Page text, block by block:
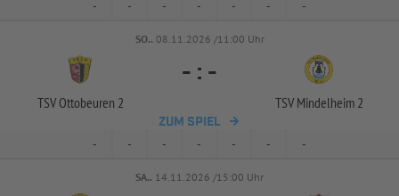
- - - - - - -
SO.. 08.11.2026 /11:00 Uhr
TSV Ottobeuren 2
- : -
TSV Mindelheim 2
ZUM SPIEL
- - - - - - -
SA.. 14.11.2026 /15:00 Uhr